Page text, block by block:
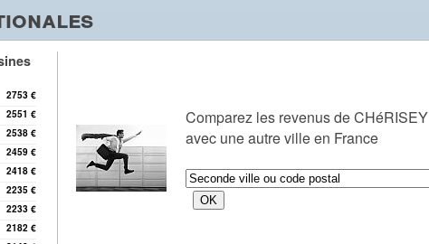
2753 €
2551 €
2538 €
2459 €
2418 €
2235 €
2233 €
2182 €
Comparez les revenus de CHéRISEY
avec une autre ville en France